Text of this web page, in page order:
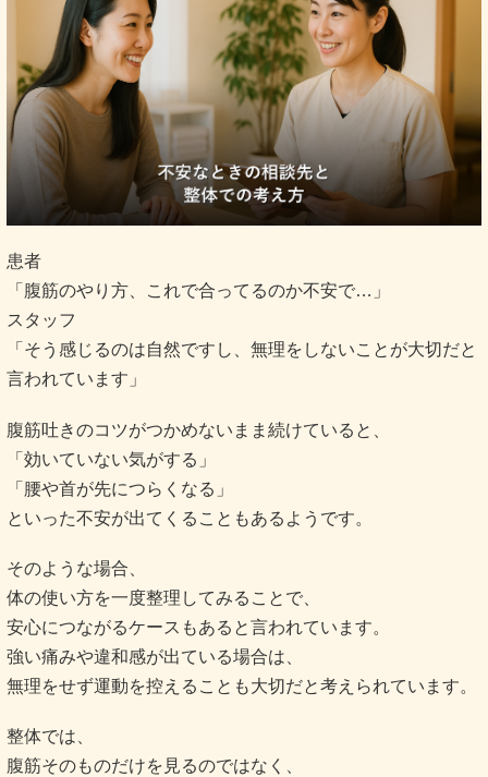
患者
「腹筋のやり方、これで合ってるのか不安で…」
スタッフ
「そう感じるのは自然ですし、無理をしないことが大切だと
言われています」
腹筋吐きのコツがつかめないまま続けていると、
「効いていない気がする」
「腰や首が先につらくなる」
といった不安が出てくることもあるようです。
そのような場合、
体の使い方を一度整理してみることで、
安心につながるケースもあると言われています。
強い痛みや違和感が出ている場合は、
無理をせず運動を控えることも大切だと考えられています。
整体では、
腹筋そのものだけを見るのではなく、